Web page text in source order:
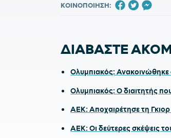
ΚΟΙΝΟΠΟΙΗΣΗ:
ΔΙΑΒΑΣΤΕ
Ολυμπιακός: Ανακοινώθηκε
Ολυμπιακός: Ο διαιτητής
ΑΕΚ: Αποχαιρέτησε τη Γκιορ
ΑΕΚ: Οι δεύτερες σκέψεις